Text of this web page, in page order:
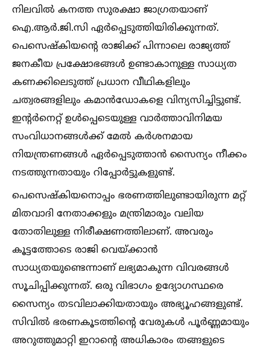
നിലവില്‍ കനത്ത സുരക്ഷാ ജാഗ്രതയാണ്
ഐ.ആര്‍.ജി.സി ഏര്‍പ്പെടുത്തിയിരിക്കുന്നത്.
പെസെഷ്‌കിയന്റെ രാജിക്ക് പിന്നാലെ രാജ്യത്ത്
ജനകീയ പ്രക്ഷോഭങ്ങള്‍ ഉണ്ടാകാനുള്ള സാധ്യത
കണക്കിലെടുത്ത് പ്രധാന വീഥികളിലും
ചത്വരങ്ങളിലും കമാന്‍ഡോകളെ വിന്യസിച്ചിട്ടുണ്ട്.
ഇന്റര്‍നെറ്റ് ഉള്‍പ്പെടെയുള്ള വാര്‍ത്താവിനിമയ
സംവിധാനങ്ങള്‍ക്ക് മേല്‍ കര്‍ശനമായ
നിയന്ത്രണങ്ങള്‍ ഏര്‍പ്പെടുത്താന്‍ സൈന്യം നീക്കം
നടത്തുന്നതായും റിപ്പോര്‍ട്ടുകളുണ്ട്.
പെസെഷ്‌കിയനൊപ്പം ഭരണത്തിലുണ്ടായിരുന്ന മറ്റ്
മിതവാദി നേതാക്കളും മന്ത്രിമാരും വലിയ
തോതിലുള്ള നിരീക്ഷണത്തിലാണ്. അവരും
കൂട്ടത്തോടെ രാജി വെയ്ക്കാന്‍
സാധ്യതയുണ്ടെന്നാണ് ലഭ്യമാകുന്ന വിവരങ്ങള്‍
സൂചിപ്പിക്കുന്നത്. ഒരു വിഭാഗം ഉദ്യോഗസ്ഥരെ
സൈന്യം തടവിലാക്കിയതായും അഭ്യൂഹങ്ങളുണ്ട്.
സിവില്‍ ഭരണകൂടത്തിന്റെ വേരുകള്‍ പൂര്‍ണ്ണമായും
അറുത്തുമാറ്റി ഇറാന്റെ അധികാരം തങ്ങളുടെ